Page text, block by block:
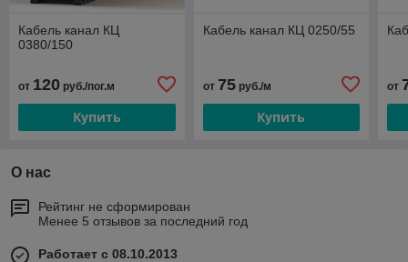
Кабель канал КЦ
0380/150
от 120 руб./пог.м
Купить
Кабель канал КЦ 0250/55
от 75руб./м
Купить
от
О нас
Рейтинг не сформирован
Менее 5 отзывов за последний год
Работает с 08.10.2013